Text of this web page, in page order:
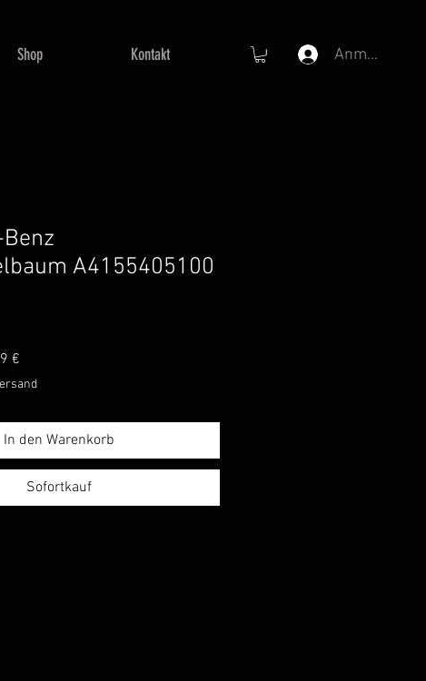
Shop Kontakt Anmelden
A4155405100
€
Preis
In den Warenkorb
Sofortkauf